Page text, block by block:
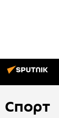
Спорт